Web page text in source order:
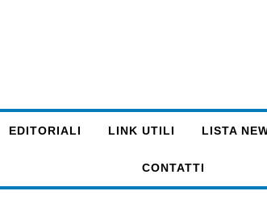
EDITORIALI LINK UTILI LISTA
CONTATTI